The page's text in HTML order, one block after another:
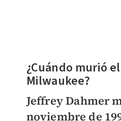
¿Cuándo murió
Milwaukee?
Jeffrey Dahmer
noviembre de